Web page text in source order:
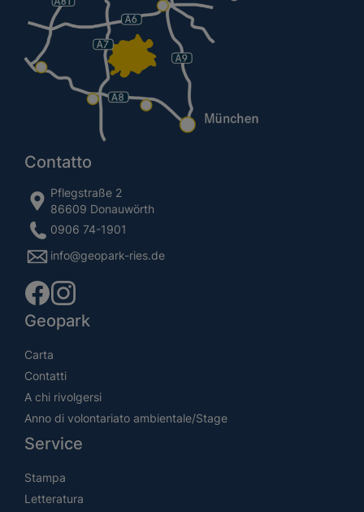
Contatto
Pflegstraße 2
86609 Donauwörth
0906 74-1901
info@geopark-ries.de
Geopark
Carta
Contatti
A chi rivolgersi
Anno di volontariato ambientale/Stage
Service
Stampa
Letteratura